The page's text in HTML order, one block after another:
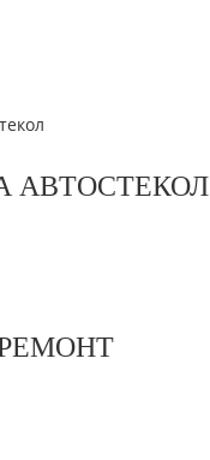
АВТОСТЕКОЛ